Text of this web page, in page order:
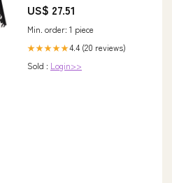
US$ 27.51
Min. order: 1 piece
★★★★★4.4 (20 reviews)
Sold : Login>>